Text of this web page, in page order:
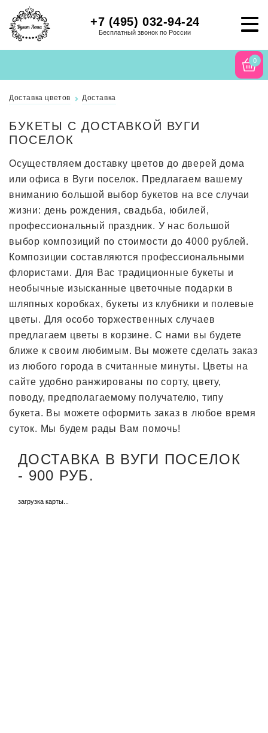
+7 (495) 032-94-24
Бесплатный звонок по России
0
Доставка цветов Доставка
БУКЕТЫ С ДОСТАВКОЙ ВУГИ
ПОСЕЛОК
Осуществляем доставку цветов до дверей дома
или офиса в Вуги поселок. Предлагаем вашему
вниманию большой выбор букетов на все случаи
жизни: день рождения, свадьба, юбилей,
профессиональный праздник. У нас большой
выбор композиций по стоимости до 4000 рублей.
Композиции составляются профессиональными
флористами. Для Вас традиционные букеты и
необычные изысканные цветочные подарки в
шляпных коробках, букеты из клубники и полевые
цветы. Для особо торжественных случаев
предлагаем цветы в корзине. С нами вы будете
ближе к своим любимым. Вы можете сделать заказ
из любого города в считанные минуты. Цветы на
сайте удобно ранжированы по сорту, цвету,
поводу, предполагаемому получателю, типу
букета. Вы можете оформить заказ в любое время
суток. Мы будем рады Вам помочь!
ДОСТАВКА В ВУГИ ПОСЕЛОК
- 900 РУБ.
загрузка карты...